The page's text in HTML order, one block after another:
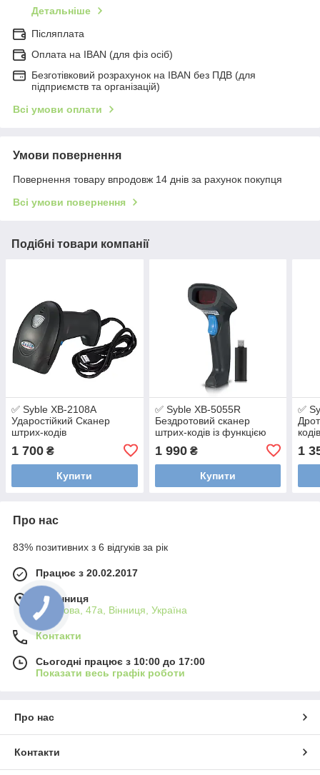
Детальніше
Післяплата
Оплата на IBAN (для фіз осіб)
Безготівковий розрахунок на IBAN без ПДВ (для
підприємств та організацій)
Всі умови оплати
Умови повернення
Повернення товару впродовж 14 днів за рахунок покупця
Всі умови повернення
Подібні товари компанії
✅ Syble XB-2108A
Ударостійкий Сканер
штрих-кодів
1 700 ₴
Купити
✅ Syble XB-5055R
Бездротовий сканер
штрих-кодів із функцією
1 990₴
Купити
✅
1
Про нас
83% позитивних з 6 відгуків за рік
Працює з 20.02.2017
м. Вінниця
Пирогова, 47а, Вінниця, Україна
Контакти
Сьогодні працює з 10:00 до 17:00
Показати весь графік роботи
Про нас
Контакти